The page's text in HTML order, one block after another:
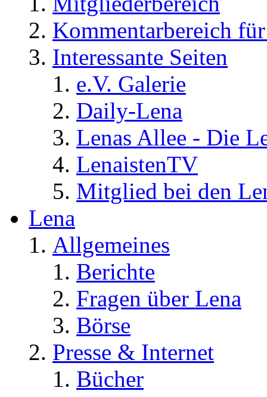
Kommentarbereich
Interessante Seiten
e.V. Galerie
Daily-Lena
Lenas Allee - Die
LenaistenTV
Mitglied bei den
Lena
Allgemeines
Berichte
Fragen über Lena
Börse
Presse & Internet
Bücher